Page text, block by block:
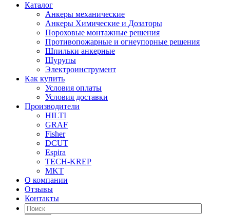
Каталог
Анкеры механические
Анкеры Химические и Дозаторы
Пороховые монтажные решения
Противопожарные и огнеупорные решения
Шпильки анкерные
Шурупы
Электроинструмент
Как купить
Условия оплаты
Условия доставки
Производители
HILTI
GRAF
Fisher
DCUT
Espira
TECH-KREP
MKT
О компании
Отзывы
Контакты